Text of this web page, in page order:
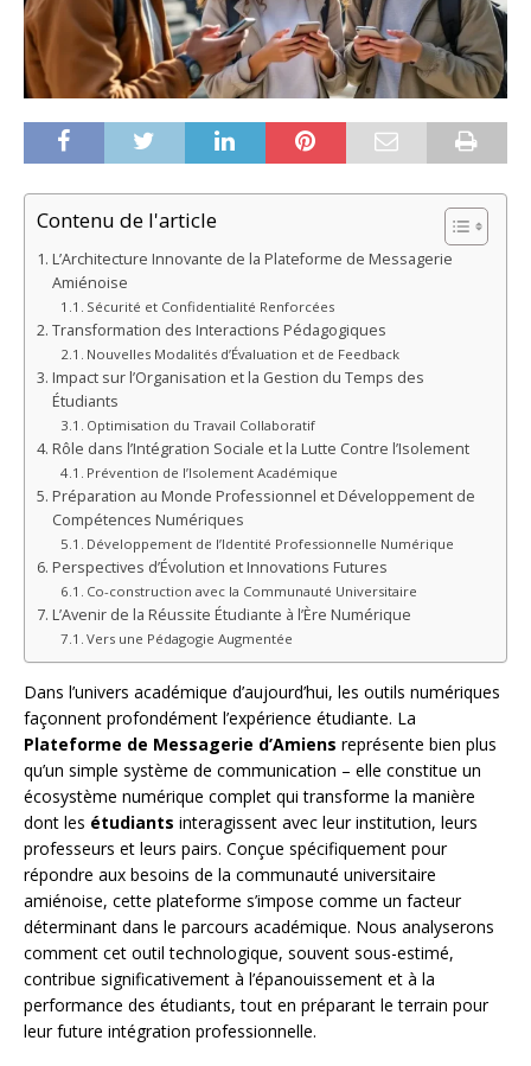
Contenu de l'article
L’Architecture Innovante de la Plateforme de Messagerie
Amiénoise
Sécurité et Confidentialité Renforcées
Transformation des Interactions Pédagogiques
Nouvelles Modalités d’Évaluation et de Feedback
Impact sur l’Organisation et la Gestion du Temps des
Étudiants
Optimisation du Travail Collaboratif
Rôle dans l’Intégration Sociale et la Lutte Contre l’Isolement
Prévention de l’Isolement Académique
Préparation au Monde Professionnel et Développement de
Compétences Numériques
Développement de l’Identité Professionnelle Numérique
Perspectives d’Évolution et Innovations Futures
Co-construction avec la Communauté Universitaire
L’Avenir de la Réussite Étudiante à l’Ère Numérique
Vers une Pédagogie Augmentée
Dans l’univers académique d’aujourd’hui, les outils numériques
façonnent profondément l’expérience étudiante. La
Plateforme de Messagerie d’Amiens représente bien plus
qu’un simple système de communication – elle constitue un
écosystème numérique complet qui transforme la manière
dont les étudiants interagissent avec leur institution, leurs
professeurs et leurs pairs. Conçue spécifiquement pour
répondre aux besoins de la communauté universitaire
amiénoise, cette plateforme s’impose comme un facteur
déterminant dans le parcours académique. Nous analyserons
comment cet outil technologique, souvent sous-estimé,
contribue significativement à l’épanouissement et à la
performance des étudiants, tout en préparant le terrain pour
leur future intégration professionnelle.